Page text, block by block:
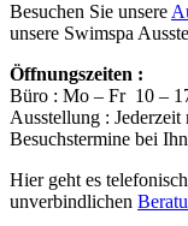
Besuchen Sie unsere
unsere Swimspa
Öffnungszeiten :
Büro : Mo – Fr 10 –
Ausstellung : Jederzeit
Besuchstermine bei
Hier geht es telefonisch
unverbindlichen